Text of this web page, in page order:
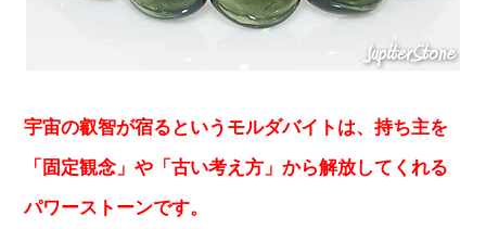
宇宙の叡智が宿るというモルダバイトは、持ち主を
「固定観念」や「古い考え方」から解放してくれる
パワーストーンです。